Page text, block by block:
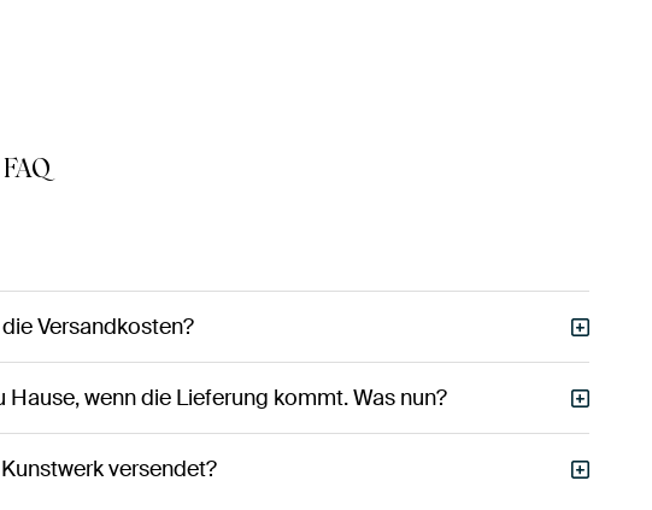
Versandkosten?
Hause, wenn die Lieferung kommt. Was nun?
versendet?